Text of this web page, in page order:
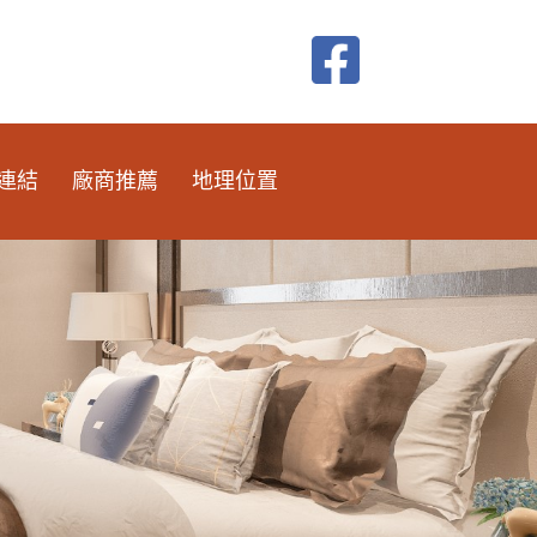
結 廠商推薦 地理位置